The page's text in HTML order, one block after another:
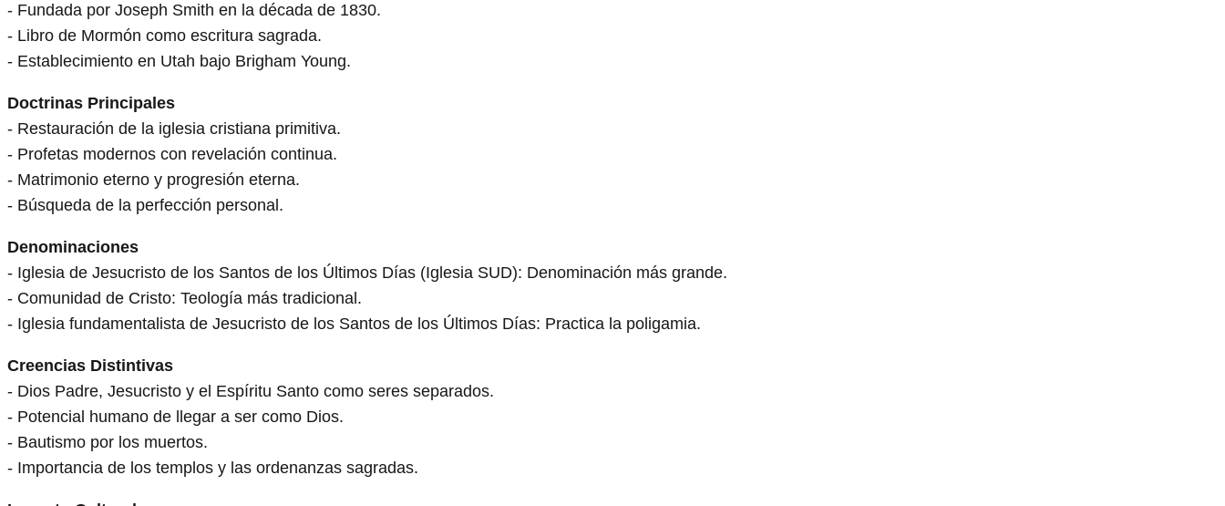
- Fundada por Joseph Smith en la década de 1830.
- Libro de Mormón como escritura sagrada.
- Establecimiento en Utah bajo Brigham Young.
Doctrinas Principales
- Restauración de la iglesia cristiana primitiva.
- Profetas modernos con revelación continua.
- Matrimonio eterno y progresión eterna.
- Búsqueda de la perfección personal.
Denominaciones
- Iglesia de Jesucristo de los Santos de los Últimos Días (Iglesia SUD): Denominación más grande.
- Comunidad de Cristo: Teología más tradicional.
- Iglesia fundamentalista de Jesucristo de los Santos de los Últimos Días: Practica la poligamia.
Creencias Distintivas
- Dios Padre, Jesucristo y el Espíritu Santo como seres separados.
- Potencial humano de llegar a ser como Dios.
- Bautismo por los muertos.
- Importancia de los templos y las ordenanzas sagradas.